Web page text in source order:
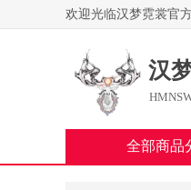
欢迎光临汉梦霓裳官
汉
全部商品